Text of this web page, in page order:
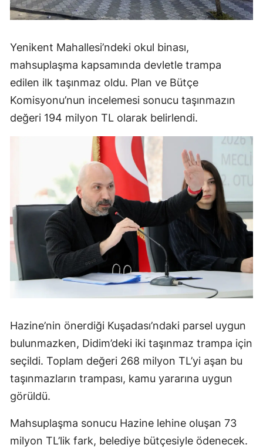
Yenikent Mahallesi’ndeki okul binası,
mahsuplaşma kapsamında devletle trampa
edilen ilk taşınmaz oldu. Plan ve Bütçe
Komisyonu’nun incelemesi sonucu taşınmazın
değeri 194 milyon TL olarak belirlendi.
Hazine’nin önerdiği Kuşadası’ndaki parsel uygun
bulunmazken, Didim’deki iki taşınmaz trampa için
seçildi. Toplam değeri 268 milyon TL’yi aşan bu
taşınmazların trampası, kamu yararına uygun
görüldü.
Mahsuplaşma sonucu Hazine lehine oluşan 73
milyon TL’lik fark, belediye bütçesiyle ödenecek.